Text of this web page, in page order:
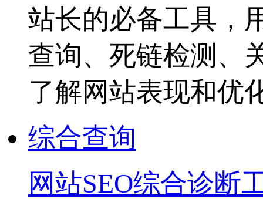
站长的必备工具，
查询、死链检测、
了解网站表现和优
综合查询
网站SEO综合诊断